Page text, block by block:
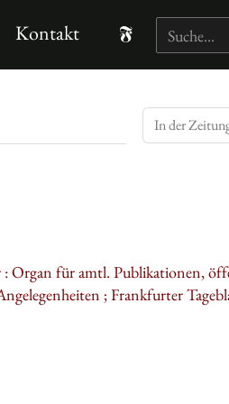
Kontakt
: Organ für amtl. Publikationen,
; Frankfurter